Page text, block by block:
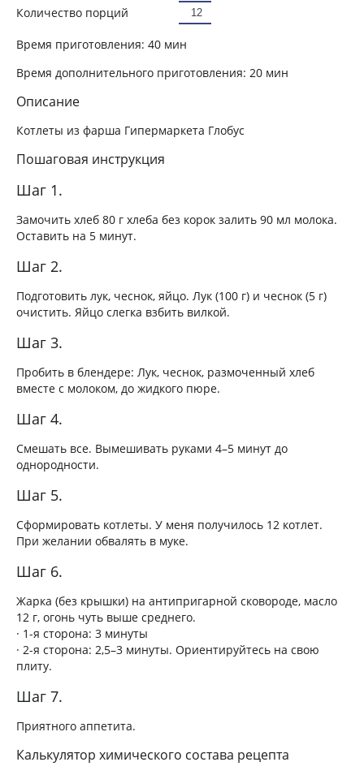
Количество порций
Время приготовления: 40 мин
Время дополнительного приготовления: 20 мин
Описание
Котлеты из фарша Гипермаркета Глобус
Пошаговая инструкция
Шаг 1.
Замочить хлеб 80 г хлеба без корок залить 90 мл молока.
Оставить на 5 минут.
Шаг 2.
Подготовить лук, чеснок, яйцо. Лук (100 г) и чеснок (5 г)
очистить. Яйцо слегка взбить вилкой.
Шаг 3.
Пробить в блендере: Лук, чеснок, размоченный хлеб
вместе с молоком, до жидкого пюре.
Шаг 4.
Смешать все. Вымешивать руками 4–5 минут до
однородности.
Шаг 5.
Сформировать котлеты. У меня получилось 12 котлет.
При желании обвалять в муке.
Шаг 6.
Жарка (без крышки) на антипригарной сковороде, масло
12 г, огонь чуть выше среднего.
· 1-я сторона: 3 минуты
· 2-я сторона: 2,5–3 минуты. Ориентируйтесь на свою
плиту.
Шаг 7.
Приятного аппетита.
Калькулятор химического состава рецепта